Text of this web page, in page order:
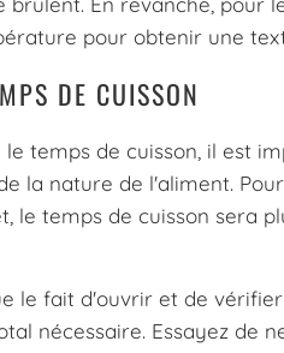
pour obtenir une
DE CUISSON
le temps de cuisson, il est
la nature de l'aliment.
le temps de cuisson sera
le fait d'ouvrir et de
nécessaire. Essayez de